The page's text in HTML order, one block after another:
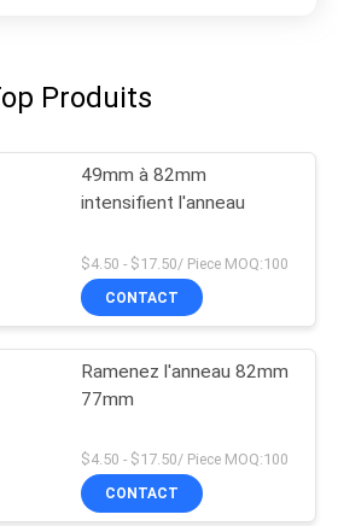
Produits
49mm à 82mm
intensifient l'anneau
$4.50 - $17.50/ Piece MOQ:100
CONTACT
Ramenez l'anneau 82mm
77mm
$4.50 - $17.50/ Piece MOQ:100
CONTACT